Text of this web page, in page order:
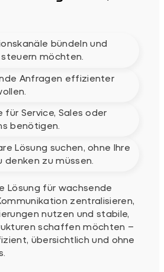
bündeln und
möchten.
Anfragen effizienter
für Service, Sales oder
benötigen.
Lösung suchen, ohne Ihre
denken zu müssen.
Lösung für wachsende
zentralisieren,
nutzen und stabile,
schaffen möchten –
übersichtlich und ohne